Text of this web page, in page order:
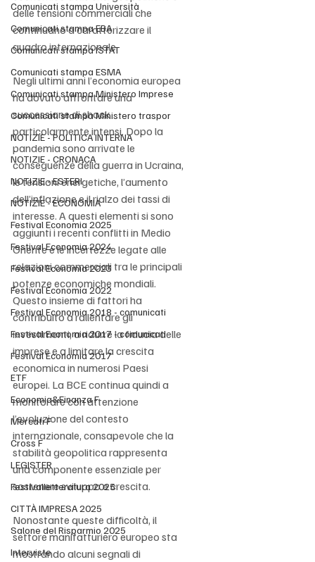
Comunicati stampa Università
Comunicati stampa EBA
Comunicati stampa ISTAT
Comunicati stampa ESMA
Comunicati stampa Ministero Imprese
Comunicati stampa Ministero traspor
NOTIZIE - POLITICA INTERNA
NOTIZIE - CRONACA
NOTIZIE - ESTERI
NOTIZIE - ECONOMIA
Festival Economia 2025
Festival Economia 2024
Festival Economia 2023
Festival Economia 2022
Festival Economia 2018 - comunicati
Festival Economia 2017 - comunicati
Festival Economia 2017
ETF
Economia&Finanza F
Mercati F
Cross F
LEGISTER
Festivalletteratura 2025
CITTÀ IMPRESA 2025
Salone del Risparmio 2025
Interviste
delle tensioni commerciali che
continuano a caratterizzare il
quadro internazionale.
Negli ultimi anni l’economia europea
ha dovuto affrontare una
successione di shock
particolarmente intensi. Dopo la
pandemia sono arrivate le
conseguenze della guerra in Ucraina,
le tensioni energetiche, l’aumento
dell’inflazione e il rialzo dei tassi di
interesse. A questi elementi si sono
aggiunti i recenti conflitti in Medio
Oriente e le incertezze legate alle
relazioni commerciali tra le principali
potenze economiche mondiali.
Questo insieme di fattori ha
contribuito a rallentare gli
investimenti, a ridurre la fiducia delle
imprese e a limitare la crescita
economica in numerosi Paesi
europei. La BCE continua quindi a
monitorare con attenzione
l’evoluzione del contesto
internazionale, consapevole che la
stabilità geopolitica rappresenta
una componente essenziale per
sostenere sviluppo e crescita.
Nonostante queste difficoltà, il
settore manifatturiero europeo sta
mostrando alcuni segnali di